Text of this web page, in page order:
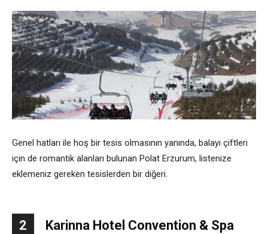
Genel hatları ile hoş bir tesis olmasının yanında, balayı çiftleri
için de romantik alanları bulunan Polat Erzurum, listenize
eklemeniz gereken tesislerden bir diğeri.
2 Karinna Hotel Convention & Spa